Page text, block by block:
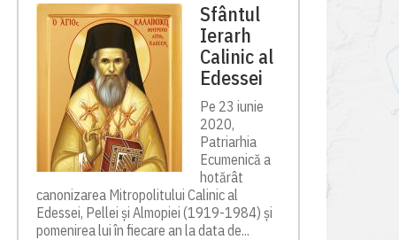
Sfântul
Ierarh
Calinic al
Edessei
Pe 23 iunie
2020,
Patriarhia
Ecumenică a
hotărât
canonizarea Mitropolitului Calinic al
Edessei, Pellei și Almopiei (1919-1984) și
pomenirea lui în fiecare an la data de...